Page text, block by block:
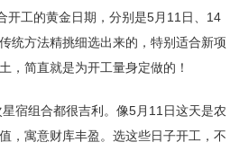
开工的黄金日期，分别是5月11日、14
统方法精挑细选出来的，特别适合新项
，简直就是为开工量身定做的！
宿组合都很吉利。像5月11日这天是农
，寓意财库丰盈。选这些日子开工，不